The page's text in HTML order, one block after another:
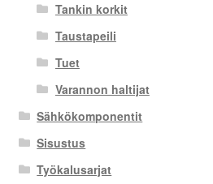
Tankin korkit
Taustapeili
Tuet
Varannon haltijat
Sähkökomponentit
Sisustus
Työkalusarjat